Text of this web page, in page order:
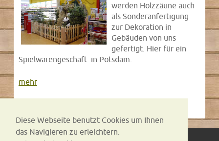
Diese Webseite benutzt Cookies um Ihnen
das Navigieren zu erleichtern.
werden Holzzäune auch
als Sonderanfertigung
zur Dekoration in
Gebäuden von uns
gefertigt. Hier für ein
Spielwarengeschäft in Potsdam.
mehr